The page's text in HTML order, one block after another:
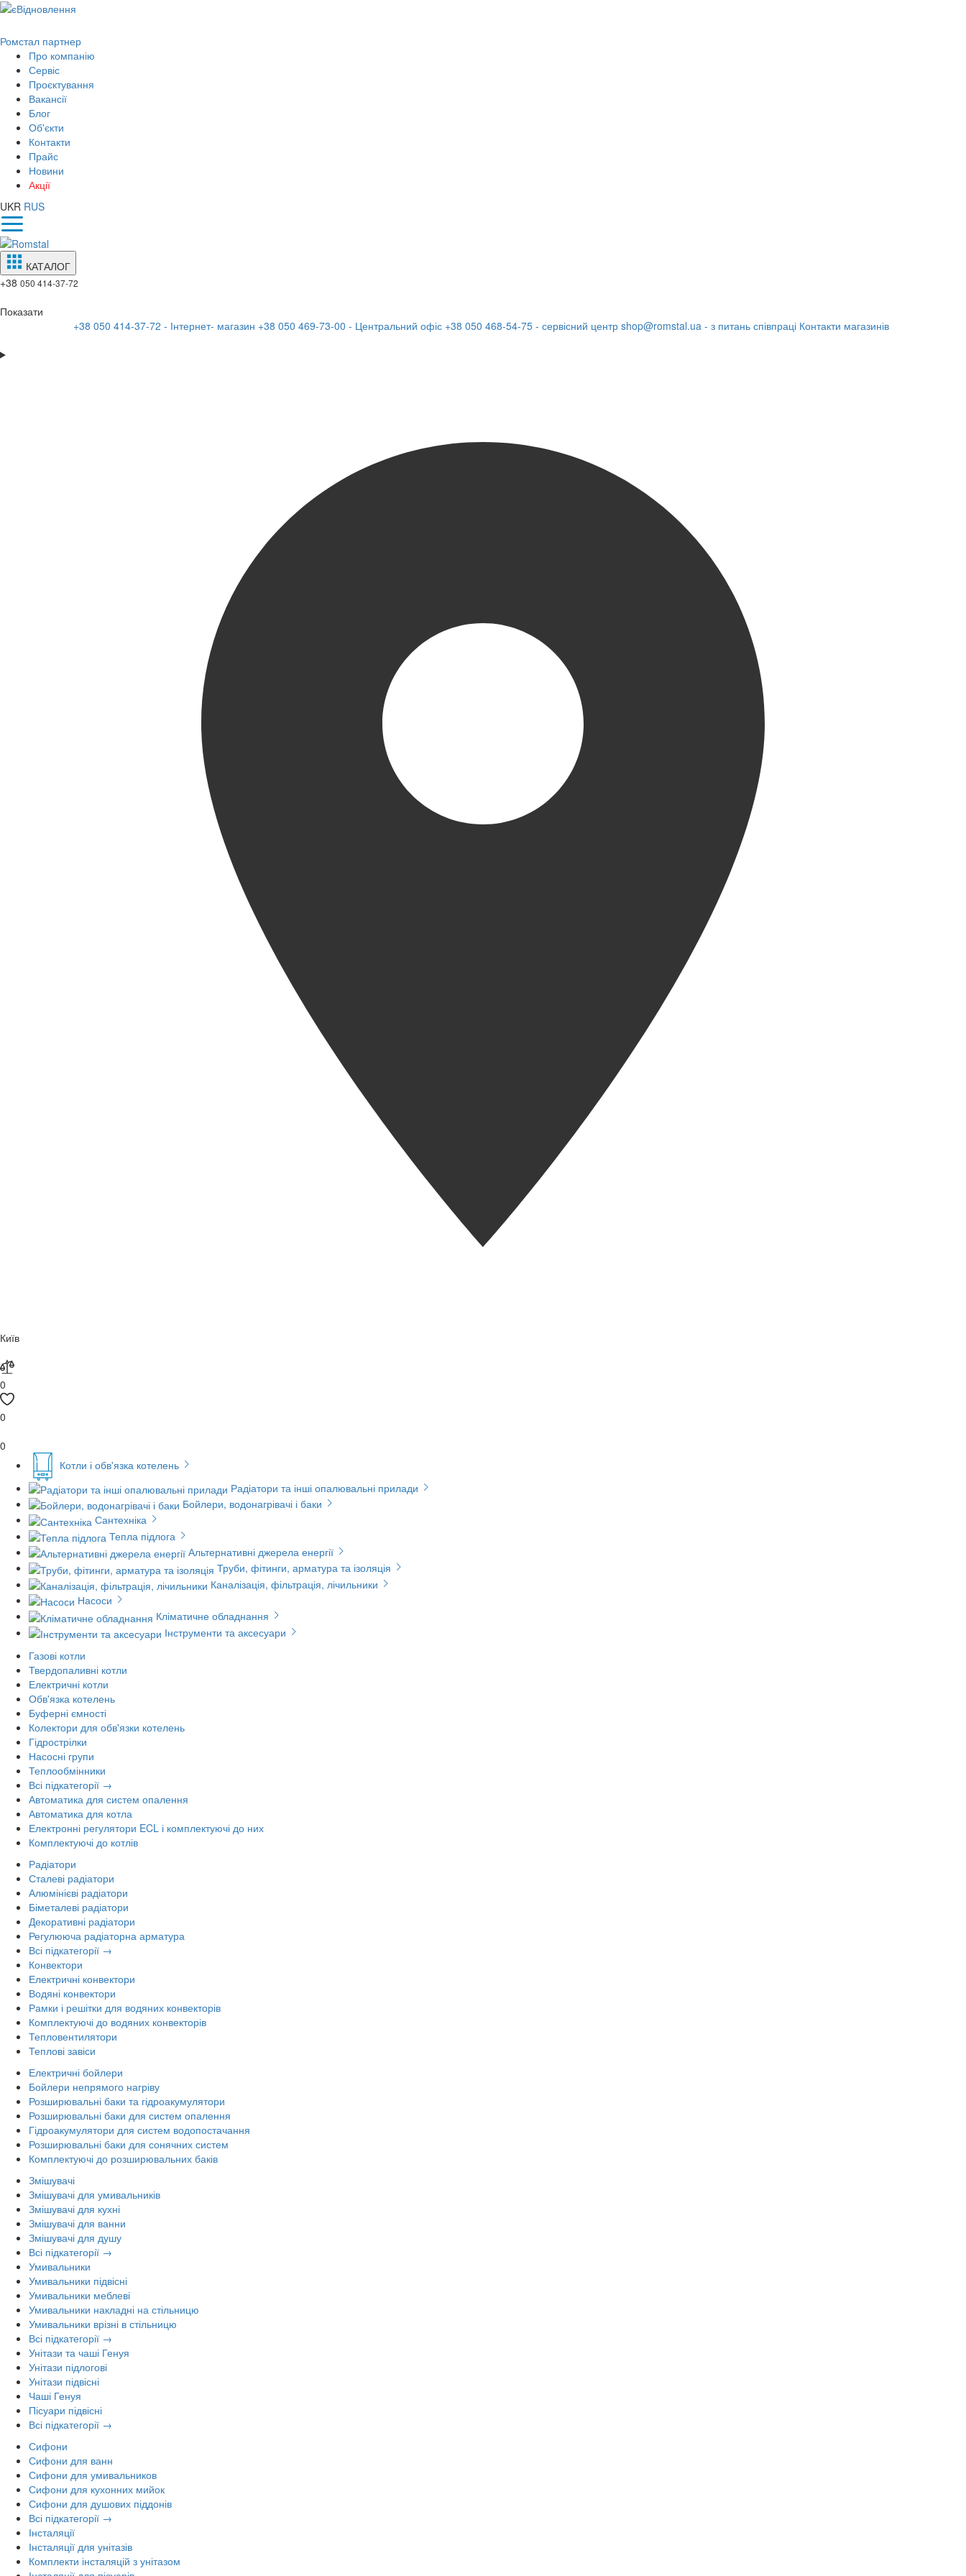
Ромстал партнер
Про компанію
Сервіс
Проєктування
Вакансії
Блог
Об'єкти
Контакти
Прайс
Новини
Акції
UKR RUS
КАТАЛОГ
+38 050 414-37-72
Показати
+38 050 414-37-72 - Інтернет- магазин +38 050 469-73-00 - Центральний офіс +38 050 468-54-75 - сервісний центр shop@romstal.ua - з питань співпраці Контакти магазинів
Київ
0
0
0
Котли і обв'язка котелень
Радіатори та інші опалювальні прилади
Бойлери, водонагрівачі і баки
Сантехніка
Тепла підлога
Альтернативні джерела енергії
Труби, фітинги, арматура та ізоляція
Каналізація, фільтрація, лічильники
Насоси
Кліматичне обладнання
Інструменти та аксесуари
Газові котли
Твердопаливні котли
Електричні котли
Обв'язка котелень
Буферні ємності
Колектори для обв'язки котелень
Гідрострілки
Насосні групи
Теплообмінники
Всі підкатегорії →
Автоматика для систем опалення
Автоматика для котла
Електронні регулятори ECL і комплектуючі до них
Комплектуючі до котлів
Радіатори
Сталеві радіатори
Алюмінієві радіатори
Біметалеві радіатори
Декоративні радіатори
Регулююча радіаторна арматура
Всі підкатегорії →
Конвектори
Електричні конвектори
Водяні конвектори
Рамки і решітки для водяних конвекторів
Комплектуючі до водяних конвекторів
Тепловентилятори
Теплові завіси
Електричні бойлери
Бойлери непрямого нагріву
Розширювальні баки та гідроакумулятори
Розширювальні баки для систем опалення
Гідроакумулятори для систем водопостачання
Розширювальні баки для сонячних систем
Комплектуючі до розширювальних баків
Змішувачі
Змішувачі для умивальників
Змішувачі для кухні
Змішувачі для ванни
Змішувачі для душу
Всі підкатегорії →
Умивальники
Умивальники підвісні
Умивальники меблеві
Умивальники накладні на стільницю
Умивальники врізні в стільницю
Всі підкатегорії →
Унітази та чаші Генуя
Унітази підлогові
Унітази підвісні
Чаші Генуя
Пісуари підвісні
Всі підкатегорії →
Сифони
Сифони для ванн
Сифони для умивальников
Сифони для кухонних мийок
Сифони для душових піддонів
Всі підкатегорії →
Інсталяції
Інсталяції для унітазів
Комплекти інсталяцій з унітазом